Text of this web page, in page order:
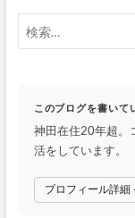
ョ
ン
このブログを書いて
神田在住20年超。
活をしています。
プロフィール詳